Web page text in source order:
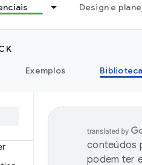
Design e
Exemplos
conteúdos
podem ter